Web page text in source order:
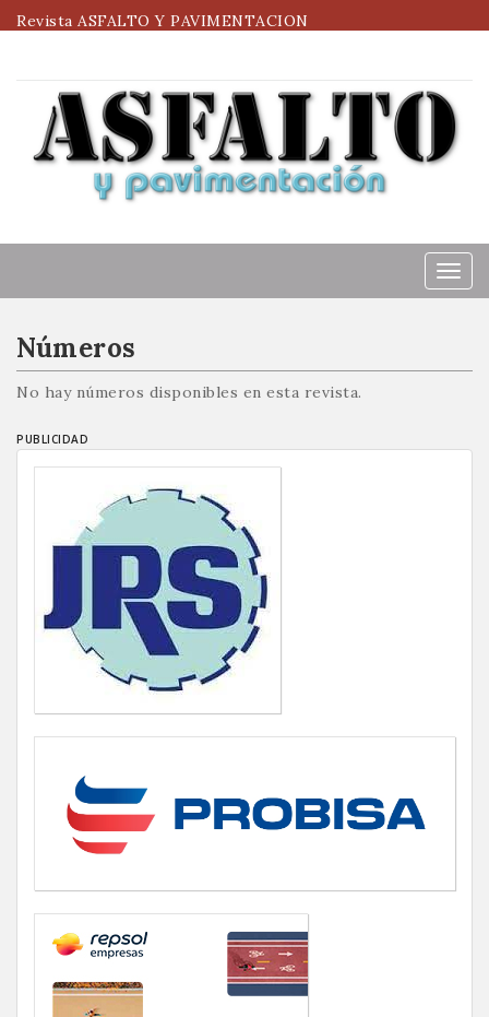
Revista ASFALTO Y PAVIMENTACION
Menú
Números
No hay números disponibles en esta revista.
PUBLICIDAD